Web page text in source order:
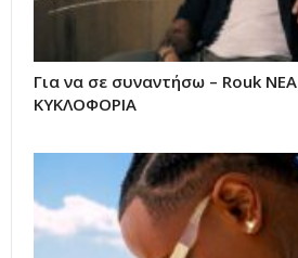
Για να σε συναντήσω – Rouk ΝΕΑ
ΚΥΚΛΟΦΟΡΙΑ